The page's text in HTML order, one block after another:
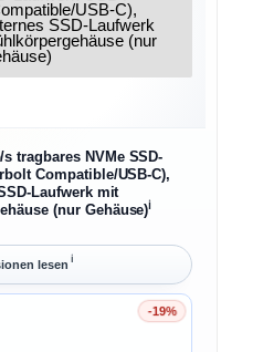
tragbares NVMe SSD-
Compatible/USB-C),
Laufwerk mit
(nur Gehäuse)ℹ︎
lesen ℹ︎
-19%